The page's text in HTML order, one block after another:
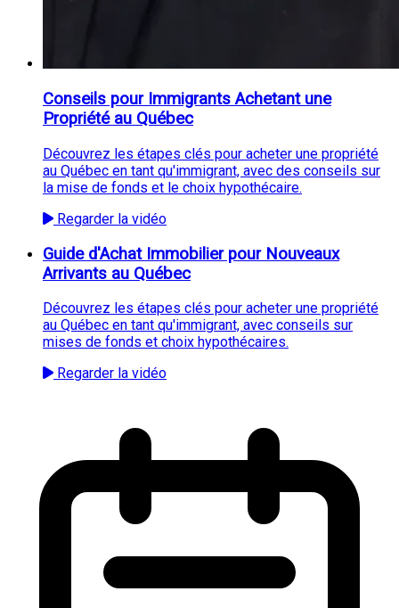
Conseils pour Immigrants Achetant une
Propriété au Québec
Découvrez les étapes clés pour acheter une propriété
au Québec en tant qu'immigrant, avec des conseils sur
la mise de fonds et le choix hypothécaire.
Regarder la vidéo
Guide d'Achat Immobilier pour Nouveaux
Arrivants au Québec
Découvrez les étapes clés pour acheter une propriété
au Québec en tant qu'immigrant, avec conseils sur
mises de fonds et choix hypothécaires.
Regarder la vidéo